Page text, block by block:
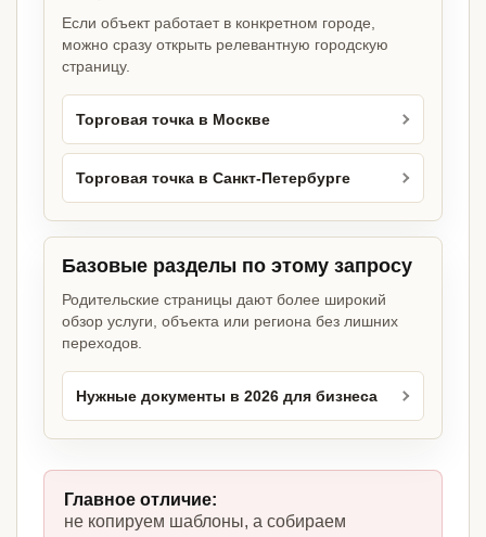
Если объект работает в конкретном городе,
можно сразу открыть релевантную городскую
страницу.
Торговая точка в Москве
Торговая точка в Санкт-Петербурге
Базовые разделы по этому запросу
Родительские страницы дают более широкий
обзор услуги, объекта или региона без лишних
переходов.
Нужные документы в 2026 для бизнеса
Главное отличие:
не копируем шаблоны, а собираем